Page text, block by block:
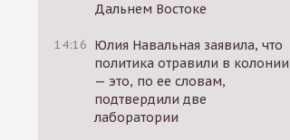
Дальнем Востоке
14:16 Юлия Навальная заявила, что
политика отравили в колонии
— это, по ее словам,
подтвердили две
лаборатории